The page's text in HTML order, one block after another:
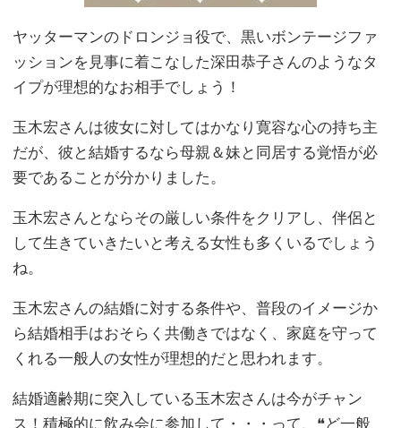
ヤッターマンのドロンジョ役で、黒いボンテージファ
ッションを見事に着こなした深田恭子さんのようなタ
イプが理想的なお相手でしょう！
玉木宏さんは彼女に対してはかなり寛容な心の持ち主
だが、彼と結婚するなら母親＆妹と同居する覚悟が必
要であることが分かりました。
玉木宏さんとならその厳しい条件をクリアし、伴侶と
して生きていきたいと考える女性も多くいるでしょう
ね。
玉木宏さんの結婚に対する条件や、普段のイメージか
ら結婚相手はおそらく共働きではなく、家庭を守って
くれる一般人の女性が理想的だと思われます。
結婚適齢期に突入している玉木宏さんは今がチャン
ス！積極的に飲み会に参加して・・・って、❝ど一般